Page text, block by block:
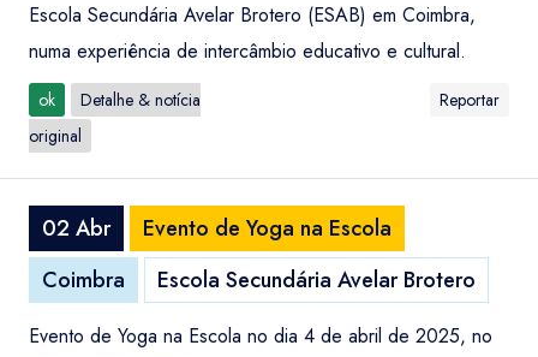
Escola Secundária Avelar Brotero (ESAB) em Coimbra,
numa experiência de intercâmbio educativo e cultural.
ok
Detalhe & notícia
original
Reportar
02 Abr
Evento de Yoga na Escola
Coimbra
Escola Secundária Avelar Brotero
Evento de Yoga na Escola no dia 4 de abril de 2025, no